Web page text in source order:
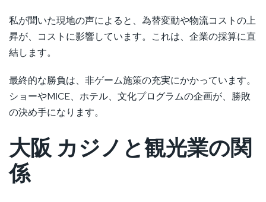
私が聞いた現地の声によると、為替変動や物流コストの上
昇が、コストに影響しています。これは、企業の採算に直
結します。
最終的な勝負は、非ゲーム施策の充実にかかっています。
ショーやMICE、ホテル、文化プログラムの企画が、勝敗
の決め手になります。
大阪 カジノと観光業の関
係